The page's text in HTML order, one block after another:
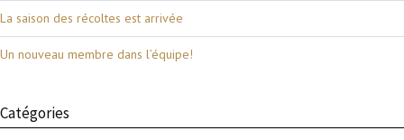
La saison des récoltes est arrivée
Un nouveau membre dans l’équipe!
Catégories